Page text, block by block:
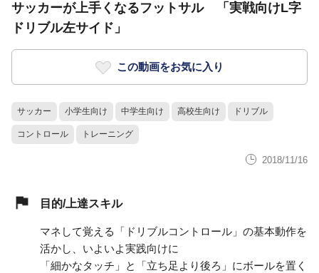
サッカーが上手くなるフットサル 「実戦向けL字
ドリブル左サイド」
この動画をお気に入り
サッカー 小学生向け 中学生向け 高校生向け ドリブル
コントロール トレーニング
2018/11/16
目的/上達スキル
マネして覚える「ドリブルコントロール」の基本動作を
活かし、いよいよ実践向けに
「細かなタッチ」と「立ち足より後ろ」にボールを置く